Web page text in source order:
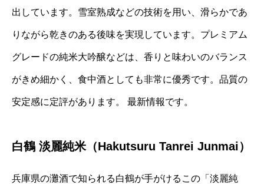
出しています。雪室熟成などの技術を用い、滑らかであ
りながら乾きのある後味を実現しています。プレミアム
グレードの純米大吟醸などは、香りと味わいのバランス
がきめ細かく、食中酒としても非常に優秀です。品質の
安定感に定評があります。 最新情報です。
白鶴 淡麗純米（Hakutsuru Tanrei Junmai）
兵庫県の灘酒で知られる白鶴が手がけるこの「淡麗純